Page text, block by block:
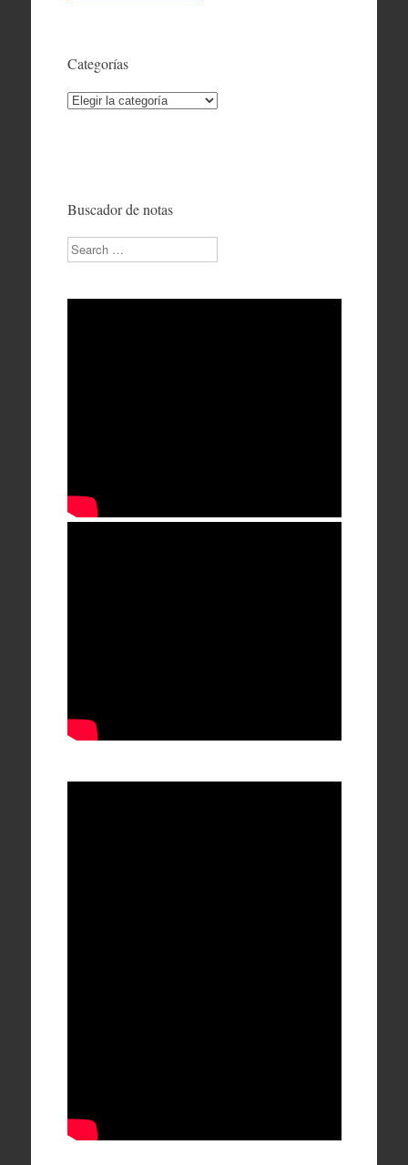
Categorías
Categorías
Buscador de notas
Search